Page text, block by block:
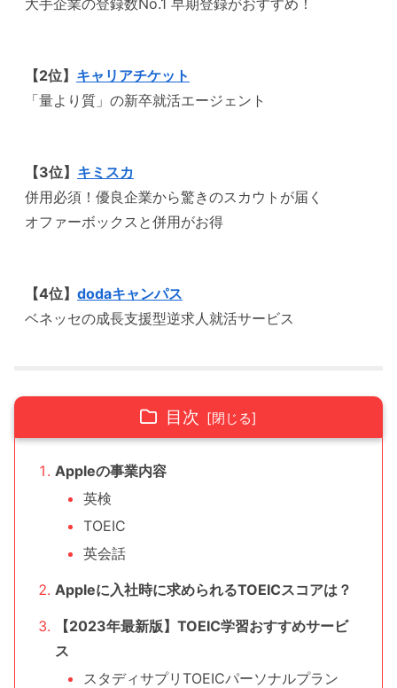
大手企業の登録数No.1 早期登録がおすすめ！
【2位】 キャリアチケット
「量より質」の新卒就活エージェント
【3位】 キミスカ
併用必須！優良企業から驚きのスカウトが届く
オファーボックスと併用がお得
【4位】 dodaキャンパス
ベネッセの成長支援型逆求人就活サービス
目次
Appleの事業内容
英検
TOEIC
英会話
Appleに入社時に求められるTOEICスコアは？
【2023年最新版】TOEIC学習おすすめサービ
ス
スタディサプリTOEICパーソナルプラン